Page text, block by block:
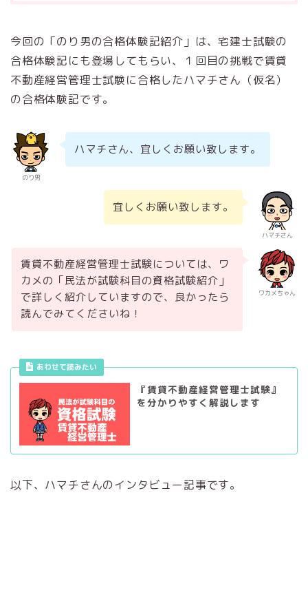
今回の「のり男の合格体験記紹介」は、宅建士試験の
合格体験記にも登場してもらい、１回目の挑戦で賃貸
不動産経営管理士試験に合格したハマチさん（仮名）
の合格体験記です。
のり男
ハマチさん、宜しくお願い致します。
ハマチさん
宜しくお願い致します。
ワカメちゃん
賃貸不動産経営管理士試験については、ワ
カメの「民法が試験科目の資格試験紹介」
で詳しく紹介していますので、良かったら
読んでみてくださいね！
あわせて読みたい
『賃貸不動産経営管理士試験』
を分かりやすく解説します
以下、ハマチさんのインタビュー記事です。